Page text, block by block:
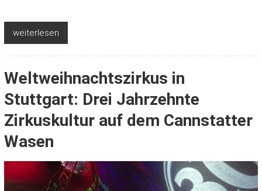
weiterlesen
Weltweihnachtszirkus in
Stuttgart: Drei Jahrzehnte
Zirkuskultur auf dem Cannstatter
Wasen